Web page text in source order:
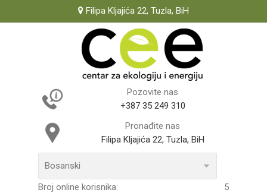
Filipa Kljajića 22, Tuzla, BiH
Pozovite nas
+387 35 249 310
Pronađite nas
Filipa Kljajića 22, Tuzla, BiH
Broj online korisnika:
5